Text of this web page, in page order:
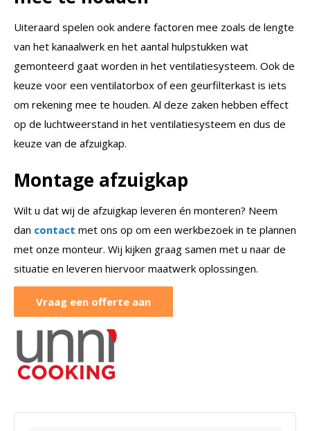
Uiteraard spelen ook andere factoren mee zoals de lengte
van het kanaalwerk en het aantal hulpstukken wat
gemonteerd gaat worden in het ventilatiesysteem. Ook de
keuze voor een ventilatorbox of een geurfilterkast is iets
om rekening mee te houden. Al deze zaken hebben effect
op de luchtweerstand in het ventilatiesysteem en dus de
keuze van de afzuigkap.
Montage afzuigkap
Wilt u dat wij de afzuigkap leveren én monteren? Neem
dan contact met ons op om een werkbezoek in te plannen
met onze monteur. Wij kijken graag samen met u naar de
situatie en leveren hiervoor maatwerk oplossingen.
Vraag een offerte aan